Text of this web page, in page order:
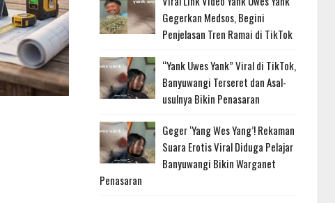
Gegerkan Medsos, Begini
Penjelasan Tren Ramai di TikTok
“Yank Uwes Yank” Viral di TikTok,
Banyuwangi Terseret dan Asal-
usulnya Bikin Penasaran
Geger ‘Yang Wes Yang’! Rekaman
Suara Erotis Viral Diduga Pelajar
Banyuwangi Bikin Warganet
Penasaran